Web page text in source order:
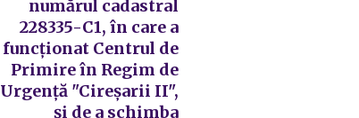
numărul cadastral
228335-C1, în care a
funcționat Centrul de
Primire în Regim de
Urgență "Cireșarii II",
și de a schimba